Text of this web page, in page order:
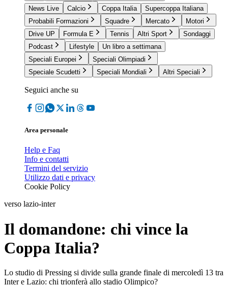
News Live
Calcio Coppa Italia
Supercoppa Italiana
Probabili Formazioni
Squadre Mercato
Motori
Drive UP
Formula E Tennis Altri Sport
Sondaggi
Podcast
Lifestyle
Un libro a settimana
Speciali Europei
Speciali Olimpiadi
Speciale Scudetti
Speciali Mondiali Altri Speciali
Seguici anche su
Area personale
Help e Faq
Info e contatti
Termini del servizio
Utilizzo dati e privacy
Cookie Policy
verso lazio-inter
Il domandone: chi vince la
Coppa Italia?
Lo studio di Pressing si divide sulla grande finale di mercoledì 13 tra
Inter e Lazio: chi trionferà allo stadio Olimpico?